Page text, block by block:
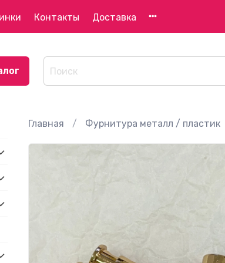
Контакты Доставка
Главная Фурнитура металл / пластик